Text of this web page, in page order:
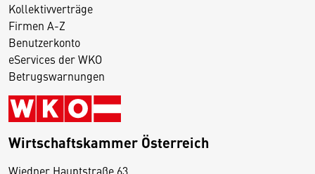
Kollektivverträge
Firmen A-Z
Benutzerkonto
eServices der WKO
Betrugswarnungen
Wirtschaftskammer Österreich
Wiedner Hauptstraße 63